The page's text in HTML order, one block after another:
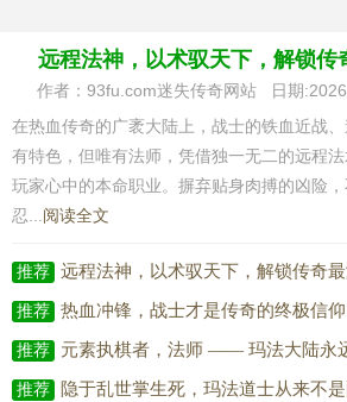
远程法神，以术驭天下，解锁传
作者：93fu.com迷失传奇网站 日期
在热血传奇的广袤大陆上，战士的铁血近战
有特色，但唯有法师，凭借独一无二的远程
玩家心中的本命职业。摒弃贴身肉搏的凶险
忍... 阅读全文
推荐 远程法神，以术驭天下，解锁传奇
推荐 热血冲锋，战士才是传奇的终极信仰
推荐 元素执棋者，法师 —— 玛法大陆永
推荐 隐于乱世掌生死，玛法道士从来不